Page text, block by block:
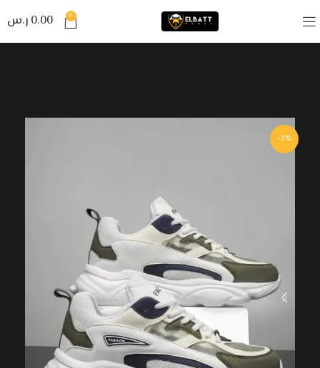
0
0.00 ر.س
-2%